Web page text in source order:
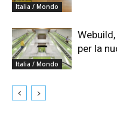
Italia / Mondo
Italia / Mondo
per la